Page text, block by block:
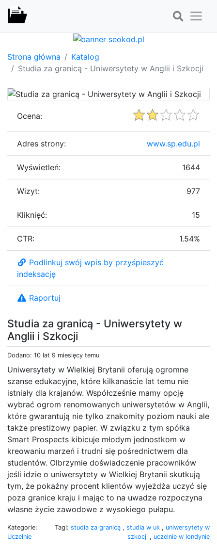
Strona główna
Katalog
Studia za granicą - Uniwersytety w Anglii i Szkocji
Studia za granicą - Uniwersytety w
Anglii i Szkocji
Dodano: 10 lat 9 miesięcy temu
Uniwersytety w Wielkiej Brytanii oferują ogromne
szanse edukacyjne, które kilkanaście lat temu nie
istniały dla krajanów. Współcześnie mamy opcję
wybrać ogrom renomowanych uniwersytetów w Anglii,
które gwarantują nie tylko znakomity poziom nauki ale
także prestiżowy papier. W związku z tym spółka
Smart Prospects kibicuje młodym jednostkom w
kreowaniu marzeń i trudni się pośrednictwem dla
studentów. Olbrzymie doświadczenie pracowników
jeśli idzie o uniwersytety w Wielkiej Brytanii skutkują
tym, że pokaźny procent klientów wyjeżdża uczyć się
poza granice kraju i mając to na uwadze rozpoczyna
własne życie zawodowe z wysokiego pułapu.
Kategorie:
Uczelnie
Tagi: studia za granicą , studia w uk , uniwersytety w
szkocji , uczelnie w londynie
Ocena:
Adres strony: www.sp.edu.pl
Wyświetleń: 1644
Wizyt: 977
Kliknięć: 15
CTR: 1.54%
Podlinkuj swój wpis by przyśpieszyć
indeksację
Raportuj